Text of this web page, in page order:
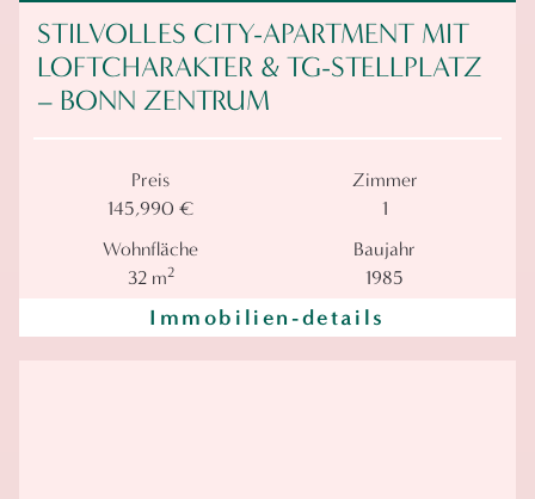
STILVOLLES CITY-APARTMENT MIT
LOFTCHARAKTER & TG-STELLPLATZ
– BONN ZENTRUM
Preis
145,990 €
Zimmer
1
Wohnfläche
32 m2
Baujahr
1985
Immobilien-details